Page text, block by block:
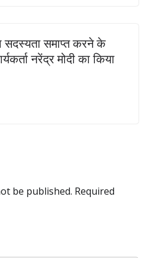
सदस्यता समाप्त करने के
नरेंद्र मोदी का किया
be published. Required